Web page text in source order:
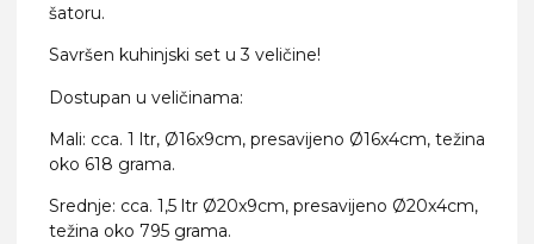
šatoru.
Savršen kuhinjski set u 3 veličine!
Dostupan u veličinama:
Mali: cca. 1 ltr, Ø16x9cm, presavijeno Ø16x4cm, težina
oko 618 grama.
Srednje: cca. 1,5 ltr Ø20x9cm, presavijeno Ø20x4cm,
težina oko 795 grama.